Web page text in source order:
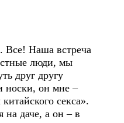
Все! Наша встреча
люди, мы
друг другу
носки, он мне –
секса».
на даче, а он – в